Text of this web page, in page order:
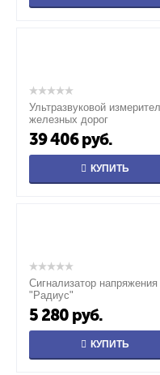
Ультразвуковой
железных дорог
39 406 руб.
КУПИТЬ
Сигнализатор
"Радиус"
5 280 руб.
КУПИТЬ